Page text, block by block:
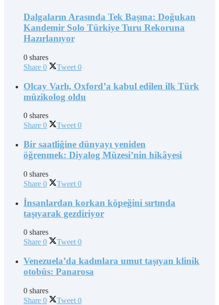
Dalgaların Arasında Tek Başına: Doğukan
Kandemir Solo Türkiye Turu Rekoruna
Hazırlanıyor
0 shares
Share 0 Tweet 0
Olcay Varlı, Oxford’a kabul edilen ilk Türk
müzikolog oldu
0 shares
Share 0 Tweet 0
Bir saatliğine dünyayı yeniden
öğrenmek: Diyalog Müzesi’nin hikâyesi
0 shares
Share 0 Tweet 0
İnsanlardan korkan köpeğini sırtında
taşıyarak gezdiriyor
0 shares
Share 0 Tweet 0
Venezuela’da kadınlara umut taşıyan klinik
otobüs: Panarosa
0 shares
Share 0 Tweet 0